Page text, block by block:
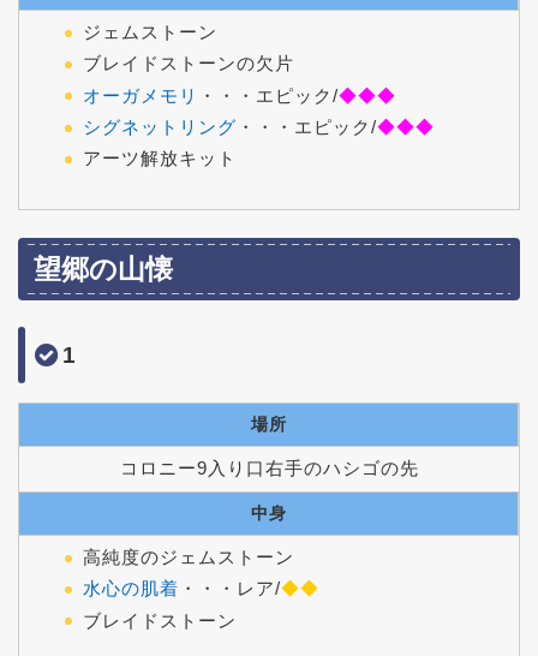
ジェムストーン
ブレイドストーンの欠片
オーガメモリ
・・・ エピック/◆◆◆
シグネットリング ・・・エピック/◆◆◆
アーツ解放キット
望郷の山懐
1
場所
コロニー9入り口右手のハシゴの先
中身
高純度のジェムストーン
水心の肌着 ・・・レア/◆◆
ブレイドストーン